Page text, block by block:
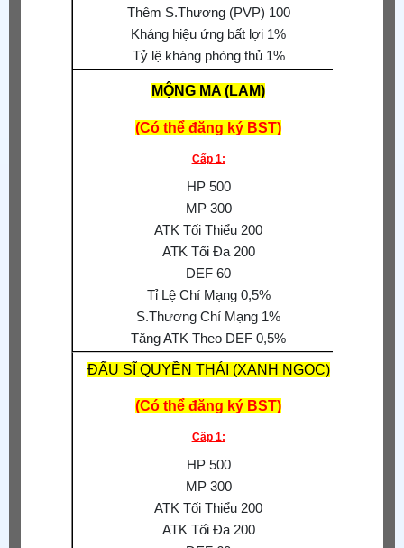
Thêm S.Thương (PVP) 100
Kháng hiệu ứng bất lợi 1%
Tỷ lệ kháng phòng thủ 1%
MỘNG MA (LAM)
(Có thể đăng ký BST)
Cấp 1:
HP 500
MP 300
ATK Tối Thiểu 200
ATK Tối Đa 200
DEF 60
Tỉ Lệ Chí Mạng 0,5%
S.Thương Chí Mạng 1%
Tăng ATK Theo DEF 0,5%
ĐẤU SĨ QUYỀN THÁI (XANH NGỌC)
(Có thể đăng ký BST)
Cấp 1:
HP 500
MP 300
ATK Tối Thiểu 200
ATK Tối Đa 200